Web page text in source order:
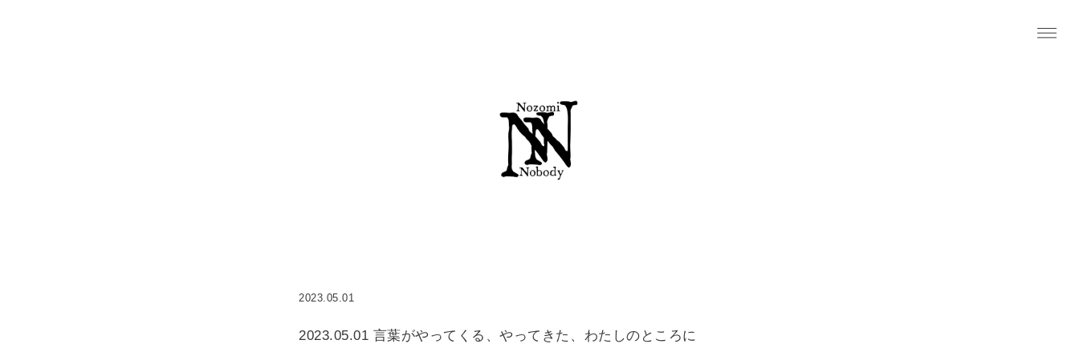
2023.05.01
2023.05.01 言葉がやってくる、やってきた、わたしのところに